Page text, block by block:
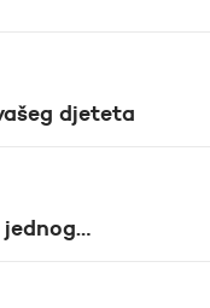
djeteta
jednog…